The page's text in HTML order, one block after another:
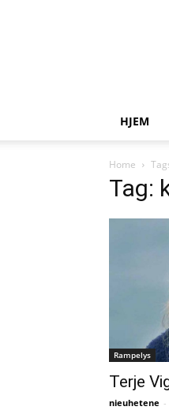
HJEM
Home
Tag:
Rampelys
Terje
nieuhetene -